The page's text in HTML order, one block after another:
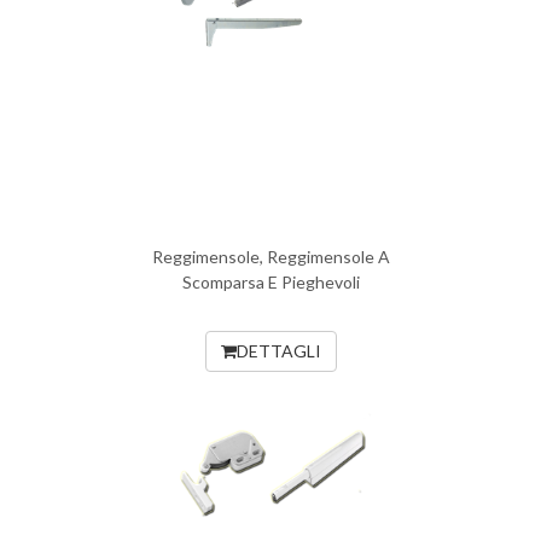
Reggimensole, Reggimensole A
Scomparsa E Pieghevoli
DETTAGLI